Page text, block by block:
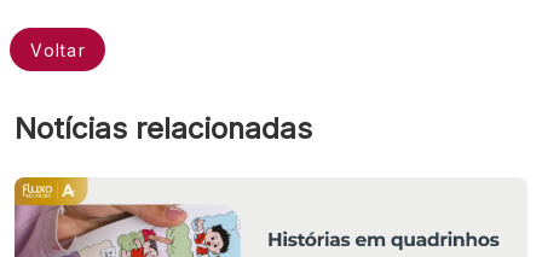
Voltar
Notícias relacionadas